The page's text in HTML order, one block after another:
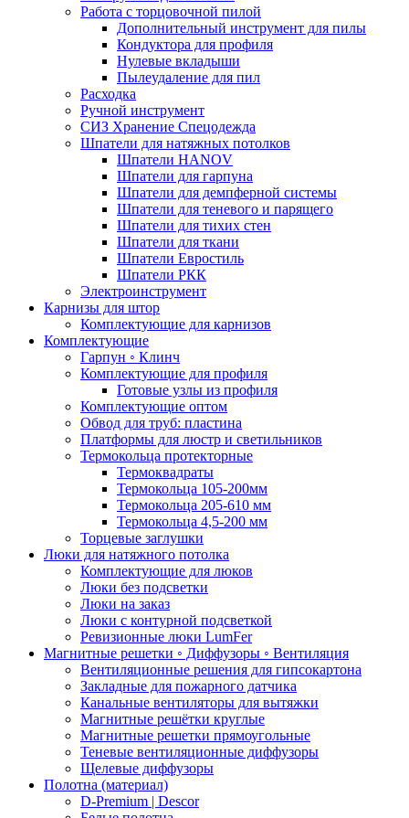
Работа с торцовочной пилой
Дополнительный инструмент для пилы
Кондуктора для профиля
Нулевые вкладыши
Пылеудаление для пил
Расходка
Ручной инструмент
СИЗ Хранение Спецодежда
Шпатели для натяжных потолков
Шпатели HANOV
Шпатели для гарпуна
Шпатели для демпферной системы
Шпатели для теневого и парящего
Шпатели для тихих стен
Шпатели для ткани
Шпатели Евростиль
Шпатели РКК
Электроинструмент
Карнизы для штор
Комплектующие для карнизов
Комплектующие
Гарпун ◦ Клинч
Комплектующие для профиля
Готовые узлы из профиля
Комплектующие оптом
Обвод для труб: пластина
Платформы для люстр и светильников
Термокольца протекторные
Термоквадраты
Термокольца 105-200мм
Термокольца 205-610 мм
Термокольца 4,5-200 мм
Торцевые заглушки
Люки для натяжного потолка
Комплектующие для люков
Люки без подсветки
Люки на заказ
Люки с контурной подсветкой
Ревизионные люки LumFer
Магнитные решетки ◦ Диффузоры ◦ Вентиляция
Вентиляционные решения для гипсокартона
Закладные для пожарного датчика
Канальные вентиляторы для вытяжки
Магнитные решётки круглые
Магнитные решетки прямоугольные
Теневые вентиляционные диффузоры
Щелевые диффузоры
Полотна (материал)
D-Premium | Descor